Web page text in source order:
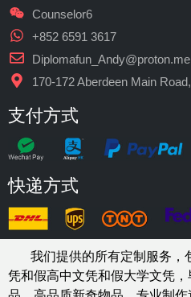
Counselor6
+852 6591 3617
Diplomafun_Andy@proton.me
170-172 Aberdeen Main
支付方式
快递方式
我们提供的所有定制服务，
凭和假高中文凭和假大学文凭，